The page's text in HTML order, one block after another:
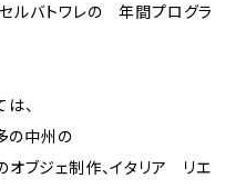
バトワレの 年間プログラ
は、
の中州の
オブジェ制作、イタリア リエ